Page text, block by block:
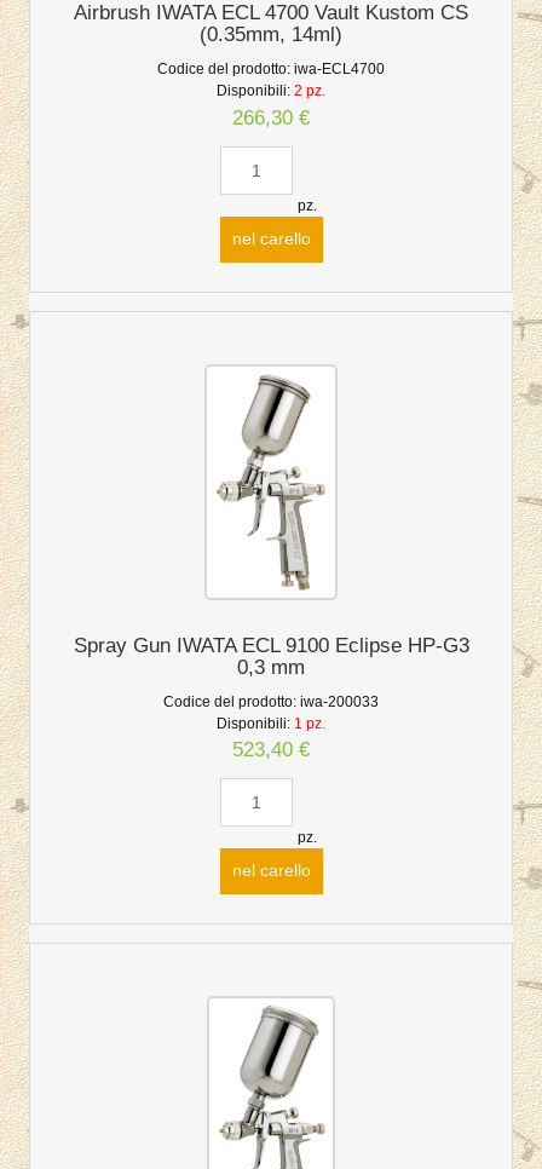
Airbrush IWATA ECL 4700 Vault Kustom CS
(0.35mm, 14ml)
Codice del prodotto: iwa-ECL4700
Disponibili: 2 pz.
266,30 €
pz.
nel carello
Spray Gun IWATA ECL 9100 Eclipse HP-G3
0,3 mm
Codice del prodotto: iwa-200033
Disponibili: 1 pz.
523,40 €
pz.
nel carello